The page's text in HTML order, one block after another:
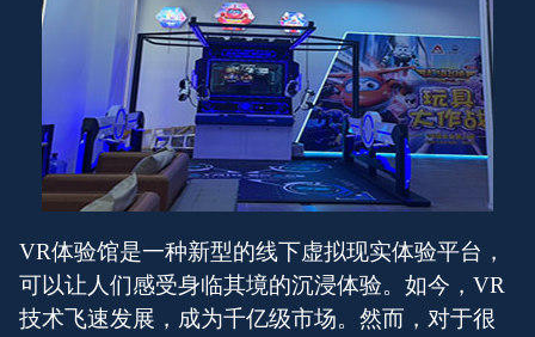
VR体验馆是一种新型的线下虚拟现实体验平台，
可以让人们感受身临其境的沉浸体验。如今，VR
技术飞速发展，成为千亿级市场。然而，对于很